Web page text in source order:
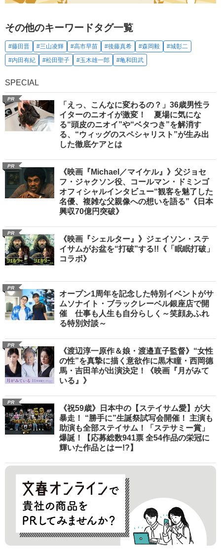
その他のキーワードタグ一覧
#藤田晋 #三山凌輝 #高市早苗 #後藤真希 #森岡毅
#城彰二
#内田有紀
#松田聖子 #玉木雄一郎 #亀和田武
SPECIAL
PR
「えっ、こんなに変わるの？」36歳男性ラ
イターのニオイが激変！ 夏場に気にな
る“頭皮のニオイ”や“ベタつき”を解消す
る、“ウィッグのスペシャリスト”が生み出
した徹底ケアとは
PR
《映画『Michael／マイケル』》父ジョセ
フ・ジャクソン役、コールマン・ドミンゴ
オフィシャルインタビュー“観客を魅了した
名優、複雑な父親像への想いを語る”《日本
興収70億円突破》
PR
《映画『シェルター』》ジェイソン・ステ
イサムがお盆を“打破”する!!《「眠眠打破」
コラボ》
PR
オープン1周年を記念した特別イベントがサ
ムソナイト・ブラックレーベル銀座店で開
催 仕事も人生も自分らしく～笑顔あふれ
る特別対談～
PR
《渡辺淳一原作＆娘・渡邉直子監督》“女性
の性”を真摯に描く意欲作に黒木瞳・西岡德
馬・吉田羊が出演決定！《映画『月がみて
いる』》
PR
《祝59歳》日本中の【ステイサム愛】が大
暴走！ “勝手に”生誕祭試写会開催！ 主演も
助演も全部ステイサム！「ステサミー賞」
爆誕！【応募総数941票 全54作品の栄冠に
輝いた作品とはー!?】